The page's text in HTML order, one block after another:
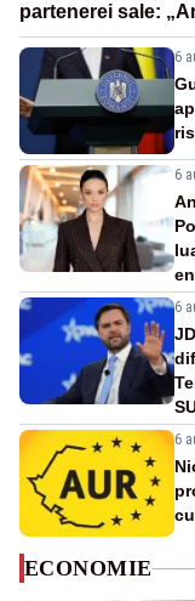
partenerei sale:
6
6
6
6
ECONOMIE